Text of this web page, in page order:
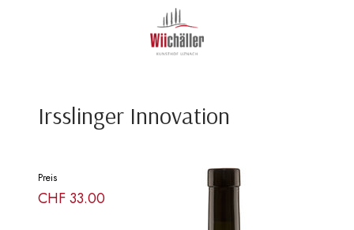
Irsslinger Innovation
Preis
CHF33.00